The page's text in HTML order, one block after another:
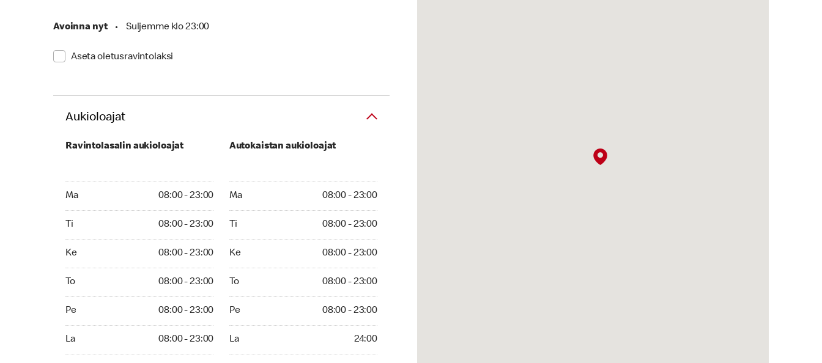
Avoinna nyt • Suljemme klo 23:00
Aseta oletusravintolaksi
Aukioloajat
Ravintolasalin aukioloajat
Ma 08:00 - 23:00
Ti 08:00 - 23:00
Ke 08:00 - 23:00
To 08:00 - 23:00
Pe 08:00 - 23:00
La 08:00 - 23:00
Autokaistan aukioloajat
Ma 08:00 - 23:00
Ti 08:00 - 23:00
Ke 08:00 - 23:00
To 08:00 - 23:00
Pe 08:00 - 23:00
La 24:00